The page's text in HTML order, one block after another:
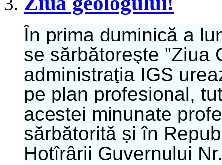
În prima duminică a
se sărbătoreşte "Ziua
administraţia IGS
pe plan profesional,
acestei minunate
sărbătorită și în
Hotîrârii Guvernului Nr.